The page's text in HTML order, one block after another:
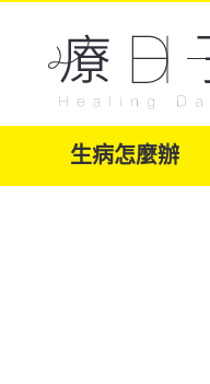
生病怎麼辦